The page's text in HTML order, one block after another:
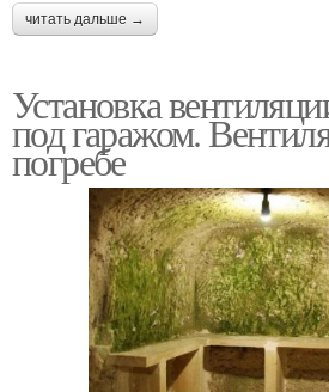
читать дальше →
Установка
под гаражом.
погребе